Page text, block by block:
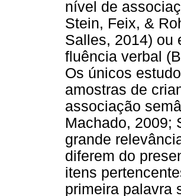
nível de
Stein, Feix, &
Salles, 2014) ou
fluência verbal
Os únicos
amostras de
associação
Machado, 2009;
grande
diferem do
itens
primeira palavra